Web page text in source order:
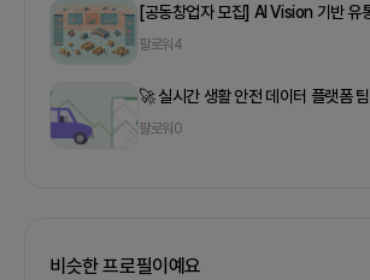
[공동창업자 모집] AI Vision 기반 유
팔로워 4
🚀 실시간 생활 안전 데이터 플랫폼
팔로워 0
비슷한 프로필이예요